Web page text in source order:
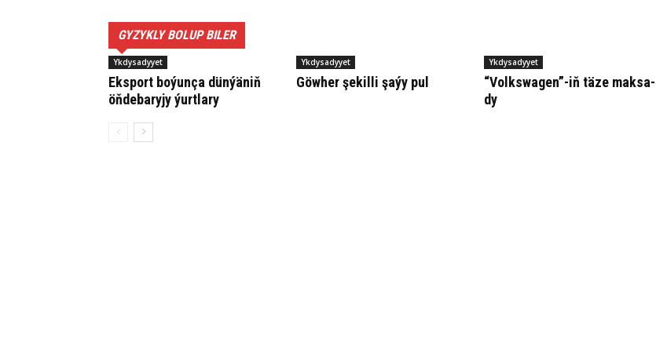
GYZYKLY BOLUP BILER
Ykdysadyyet
Eks­port bo­ýun­ça dün­ýä­niň
öň­de­ba­ry­jy ýurt­la­ry
Ykdysadyyet
Göwher şekilli şaýy pul
Ykdysadyyet
“Volks­wa­gen”-iň tä­ze mak­sa­
dy